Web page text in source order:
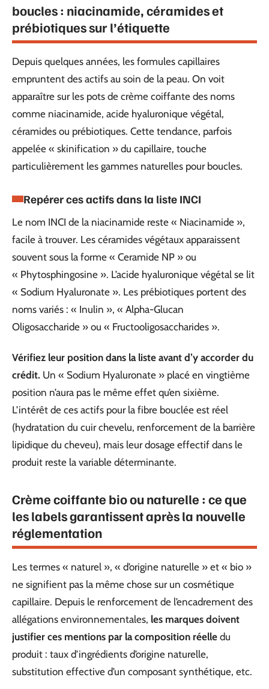
boucles : niacinamide, céramides et
prébiotiques sur l’étiquette
Depuis quelques années, les formules capillaires
empruntent des actifs au soin de la peau. On voit
apparaître sur les pots de crème coiffante des noms
comme niacinamide, acide hyaluronique végétal,
céramides ou prébiotiques. Cette tendance, parfois
appelée « skinification » du capillaire, touche
particulièrement les gammes naturelles pour boucles.
Repérer ces actifs dans la liste INCI
Le nom INCI de la niacinamide reste « Niacinamide »,
facile à trouver. Les céramides végétaux apparaissent
souvent sous la forme « Ceramide NP » ou
« Phytosphingosine ». L’acide hyaluronique végétal se lit
« Sodium Hyaluronate ». Les prébiotiques portent des
noms variés : « Inulin », « Alpha-Glucan
Oligosaccharide » ou « Fructooligosaccharides ».
Vérifiez leur position dans la liste avant d’y accorder du
crédit. Un « Sodium Hyaluronate » placé en vingtième
position n’aura pas le même effet qu’en sixième.
L’intérêt de ces actifs pour la fibre bouclée est réel
(hydratation du cuir chevelu, renforcement de la barrière
lipidique du cheveu), mais leur dosage effectif dans le
produit reste la variable déterminante.
Crème coiffante bio ou naturelle : ce que
les labels garantissent après la nouvelle
réglementation
Les termes « naturel », « d’origine naturelle » et « bio »
ne signifient pas la même chose sur un cosmétique
capillaire. Depuis le renforcement de l’encadrement des
allégations environnementales, les marques doivent
justifier ces mentions par la composition réelle du
produit : taux d’ingrédients d’origine naturelle,
substitution effective d’un composant synthétique, etc.